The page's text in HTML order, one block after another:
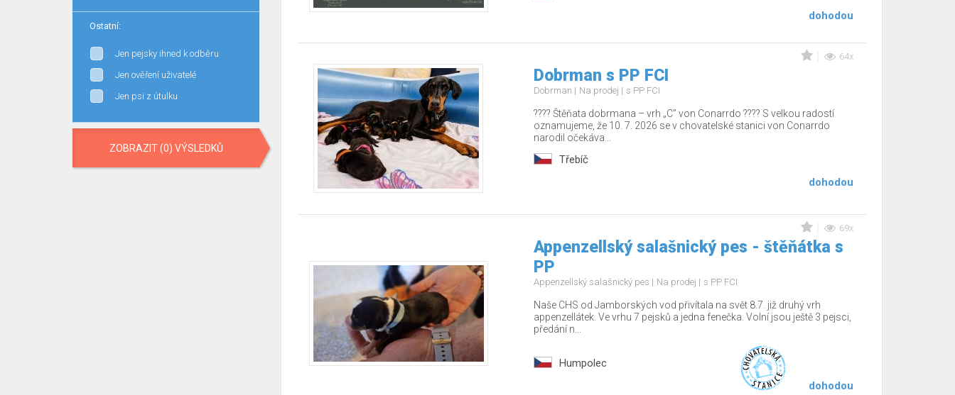
Ostatní:
Jen pejsky ihned k odběru
Jen ověření uživatelé
Jen psi z útulku
ZOBRAZIT (0) VÝSLEDKŮ
dohodou
64x
Dobrman s PP FCI
Dobrman Na prodej s PP FCI
???? Štěňata dobrmana – vrh „C” von Conarrdo ???? S velkou radostí
oznamujeme, že 10. 7. 2026 se v chovatelské stanici von Conarrdo
narodil očekáva...
Třebíč
dohodou
69x
Appenzellský salašnický pes - štěňátka s
PP
Appenzellský salašnický pes Na prodej s PP FCI
Naše CHS od Jamborských vod přivítala na svět 8.7. již druhý vrh
appenzellátek. Ve vrhu 7 pejsků a jedna fenečka. Volní jsou ještě 3 pejsci,
předání n...
Humpolec
dohodou